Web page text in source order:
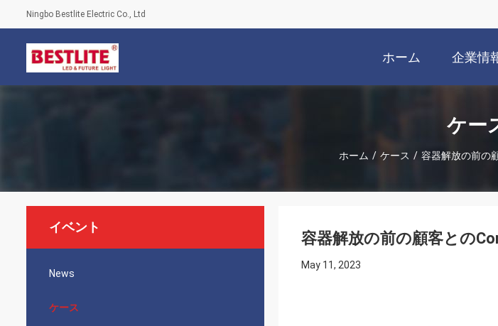
Ningbo Bestlite Electric Co., Ltd
ホーム 企業情
ケー
ホーム / ケース / 容器解放の前の
イベント
News
ケース
容器解放の前の顧客との
May 11, 2023